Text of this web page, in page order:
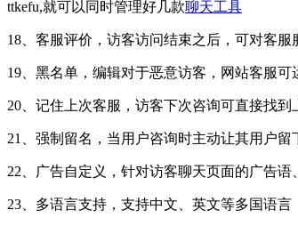
ttkefu,就可以同时管理好几款聊天工具
18、客服评价，访客访问结束之后，可对客
19、黑名单，编辑对于恶意访客，网站客服
20、记住上次客服，访客下次咨询可直接找
21、强制留名，当用户咨询时主动让其用户留
22、广告自定义，针对访客聊天页面的广告
23、多语言支持，支持中文、英文等多国语言